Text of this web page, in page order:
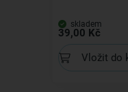
skladem
39,00 Kč
Vložit do